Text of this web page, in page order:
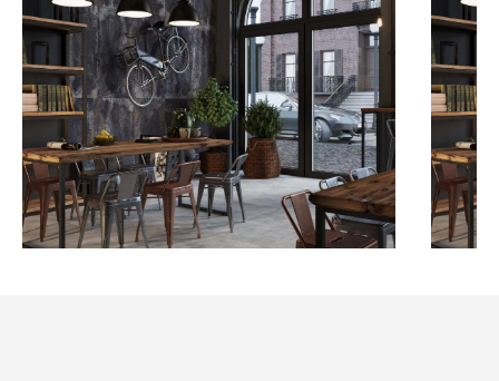
Посмотреть все проекты